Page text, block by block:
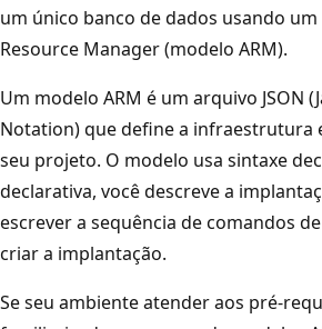
um único banco de dados usando
Resource Manager (modelo ARM).
Um modelo ARM é um arquivo JSON
Notation) que define a infraestrutura
seu projeto. O modelo usa sintaxe
declarativa, você descreve a
escrever a sequência de comandos
criar a implantação.
Se seu ambiente atender aos pré-